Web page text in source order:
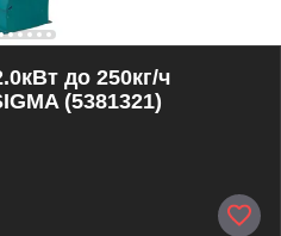
до 250кг/ч
(5381321)